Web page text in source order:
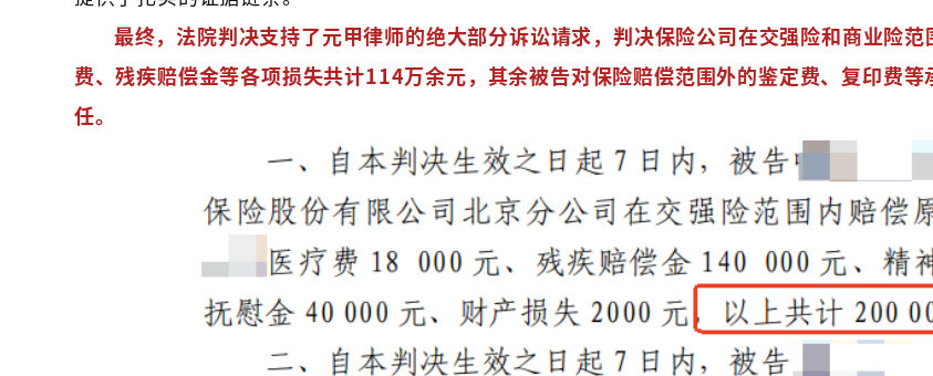
最终，法院判决支持了元甲律师的绝大部分诉讼请求，判决保险公司在交强险和商业险范
费、残疾赔偿金等各项损失共计114万余元，其余被告对保险赔偿范围外的鉴定费、复印费等
任。